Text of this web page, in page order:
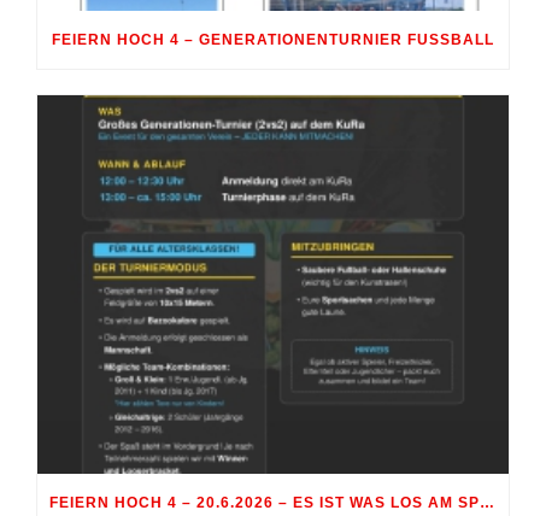
FEIERN HOCH 4 – GENERATIONENTURNIER FUSSBALL
FEIERN HOCH 4 – 20.6.2026 – ES IST WAS LOS AM SPORTGELÄNDE RÖHRMOOS